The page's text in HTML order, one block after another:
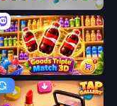
Goods Triple Match 3D